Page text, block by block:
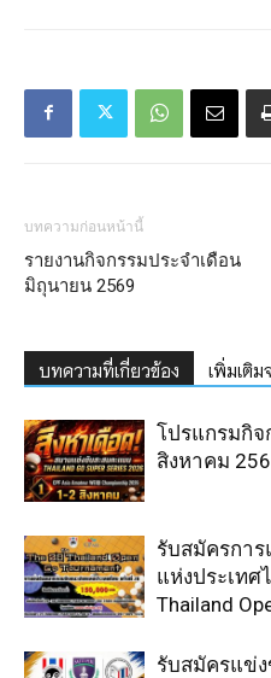
บทความก่อนหน้านี้
รายงานกิจกรรมประจำเดือน
มิถุนายน 2569
บทความที่เกี่ยวข้อง เพิ่มเติม
โปรแกรมกิ
สิงหาคม
รับสมัครกา
แห่งประเทศ
Thailand
รับสมัครแข่ง